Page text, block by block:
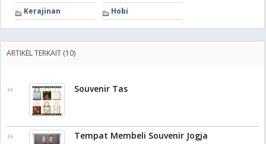
Kerajinan
Hobi
ARTIKEL TERKAIT (10)
Souvenir Tas
Tempat Membeli Souvenir Jogja